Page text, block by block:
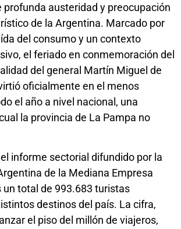
profunda austeridad y preocupación
de la Argentina. Marcado por
del consumo y un contexto
el feriado en conmemoración del
del general Martín Miguel de
oficialmente en el menos
el año a nivel nacional, una
la provincia de La Pampa no
informe sectorial difundido por la
de la Mediana Empresa
un total de 993.683 turistas
destinos del país. La cifra,
el piso del millón de viajeros,